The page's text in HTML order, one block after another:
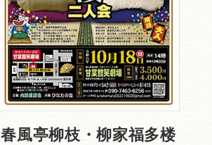
春風亭柳枝・柳家福多楼